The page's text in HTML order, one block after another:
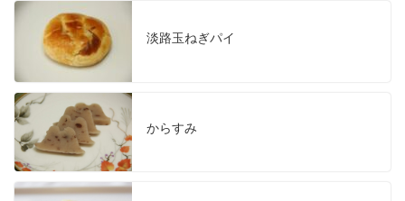
淡路玉ねぎパイ
からすみ